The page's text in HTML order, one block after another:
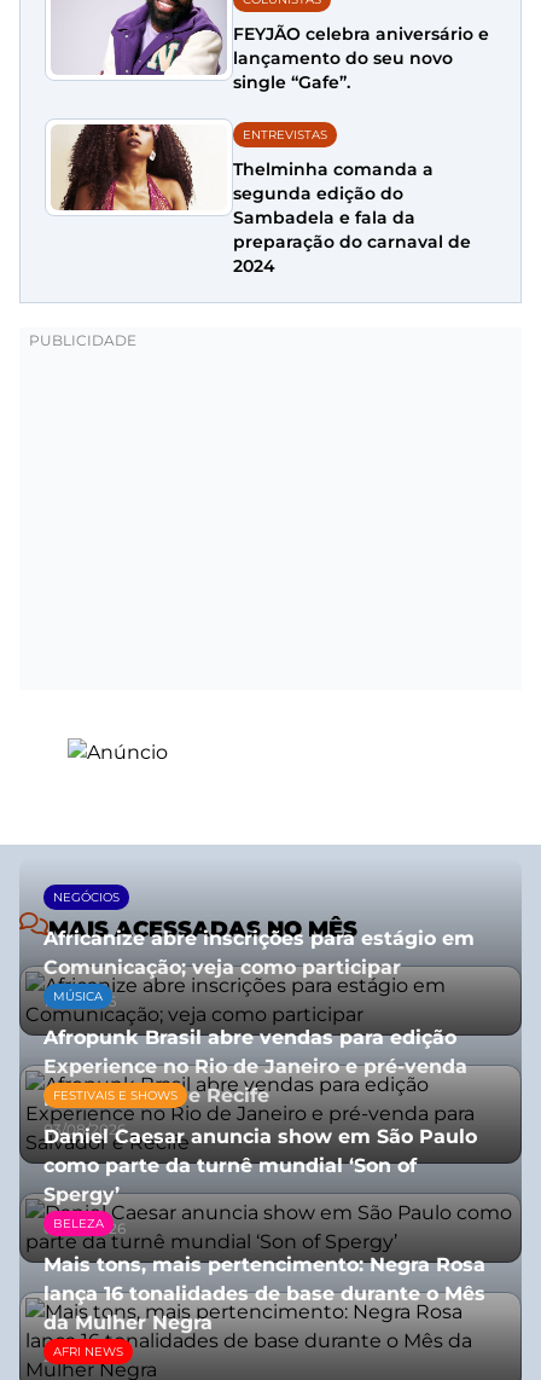
FEYJÃO celebra aniversário e
lançamento do seu novo
single “Gafe”.
ENTREVISTAS
Thelminha comanda a
segunda edição do
Sambadela e fala da
preparação do carnaval de
2024
MAIS ACESSADAS NO MÊS
NEGÓCIOS
Africanize abre inscrições para estágio em
Comunicação; veja como participar
13/01/2026
MÚSICA
Afropunk Brasil abre vendas para edição
Experience no Rio de Janeiro e pré-venda
para Salvador e Recife
03/08/2026
FESTIVAIS E SHOWS
Daniel Caesar anuncia show em São Paulo
como parte da turnê mundial ‘Son of
Spergy’
05/08/2026
BELEZA
Mais tons, mais pertencimento: Negra Rosa
lança 16 tonalidades de base durante o Mês
da Mulher Negra
28/07/2026
AFRI NEWS